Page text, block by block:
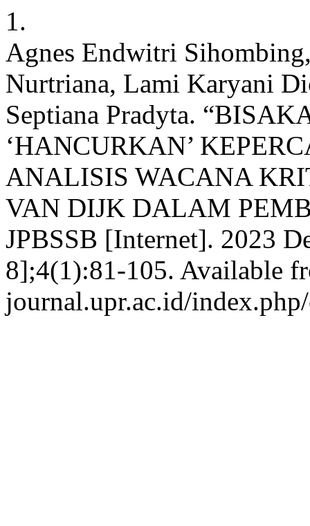
1.
Agnes Endwitri
Nurtriana, Lami Karyani
Septiana Pradyta.
‘HANCURKAN’
ANALISIS WACANA
VAN DIJK DALAM
JPBSSB [Internet]. 2023
8];4(1):81-105. Available
journal.upr.ac.id/